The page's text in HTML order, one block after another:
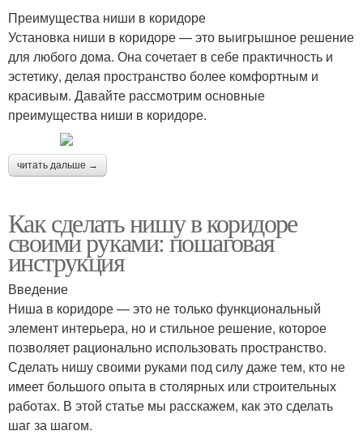
Преимущества ниши в коридоре
Установка ниши в коридоре — это выигрышное решение
для любого дома. Она сочетает в себе практичность и
эстетику, делая пространство более комфортным и
красивым. Давайте рассмотрим основные
преимущества ниши в коридоре.
читать дальше →
Как сделать нишу в коридоре
своими руками: пошаговая
инструкция
Введение
Ниша в коридоре — это не только функциональный
элемент интерьера, но и стильное решение, которое
позволяет рационально использовать пространство.
Сделать нишу своими руками под силу даже тем, кто не
имеет большого опыта в столярных или строительных
работах. В этой статье мы расскажем, как это сделать
шаг за шагом.